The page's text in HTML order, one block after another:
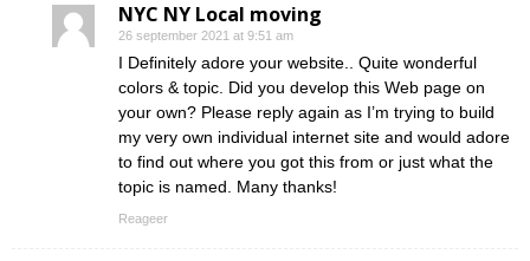
NYC NY Local moving
26 september 2021 at 9:51 am
I Definitely adore your website.. Quite wonderful
colors & topic. Did you develop this Web page on
your own? Please reply again as I’m trying to build
my very own individual internet site and would adore
to find out where you got this from or just what the
topic is named. Many thanks!
Reageer